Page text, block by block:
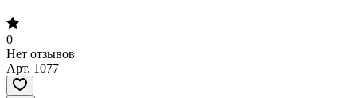
0
Нет отзывов
Арт. 1077